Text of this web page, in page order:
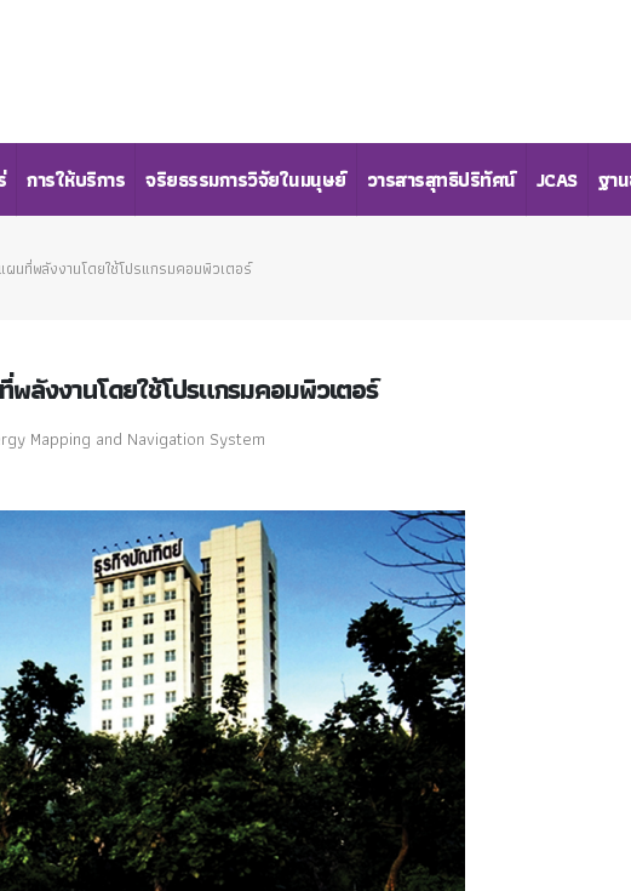
การให้บริการ จริยธรรมการวิจัยในมนุษย์ วารสารสุทธิปริทัศน์ JCAS ฐา
นที่พลังงานโดยใช้โปรแกรมคอมพิวเตอร์
ลังงานโดยใช้โปรแกรมคอมพิวเตอร์
Mapping and Navigation System